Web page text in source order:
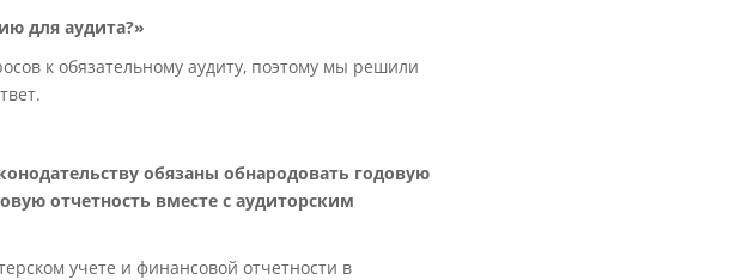
для аудита?»
к обязательному аудиту, поэтому мы решили
обязаны обнародовать годовую
отчетность вместе с аудиторским
учете и финансовой отчетности в